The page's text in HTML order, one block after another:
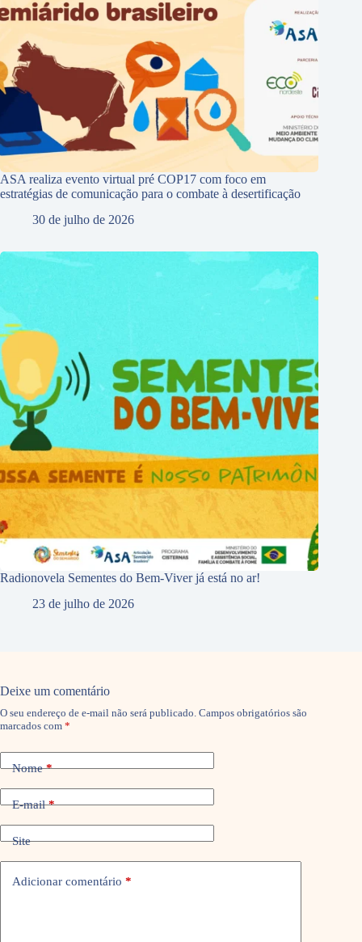
ASA realiza evento virtual pré COP17 com foco em
estratégias de comunicação para o combate à desertificação
30 de julho de 2026
Radionovela Sementes do Bem-Viver já está no ar!
23 de julho de 2026
Deixe um comentário
O seu endereço de e-mail não será publicado. Campos obrigatórios são
marcados com *
Nome*
E-mail*
Site
Adicionar comentário *